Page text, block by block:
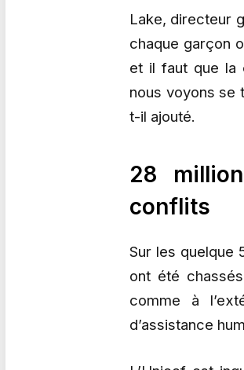
Lake, directeur
chaque garçon
et il faut que la
nous voyons se
t-il ajouté.
28
conflits
Sur les quelque
ont été
comme à
d’assistance